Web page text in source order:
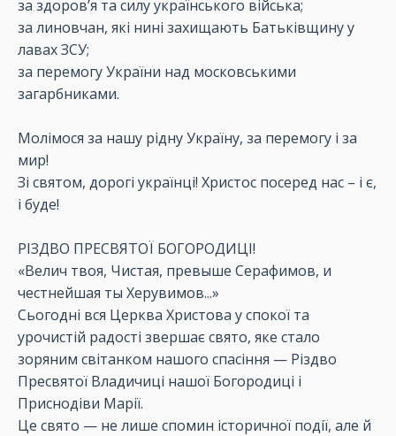
за здоров’я та силу українського війська;
за линовчан, які нині захищають Батьківщину у
лавах ЗСУ;
за перемогу України над московськими
загарбниками.
Молімося за нашу рідну Україну, за перемогу і за
мир!
Зі святом, дорогі українці! Христос посеред нас – і є,
і буде!
РІЗДВО ПРЕСВЯТОЇ БОГОРОДИЦІ!
«Велич твоя, Чистая, превыше Серафимов, и
честнейшая ты Херувимов...»
Сьогодні вся Церква Христова у спокої та
урочистій радості звершає свято, яке стало
зоряним світанком нашого спасіння — Різдво
Пресвятої Владичиці нашої Богородиці і
Приснодіви Марії.
Це свято — не лише спомин історичної події, але й